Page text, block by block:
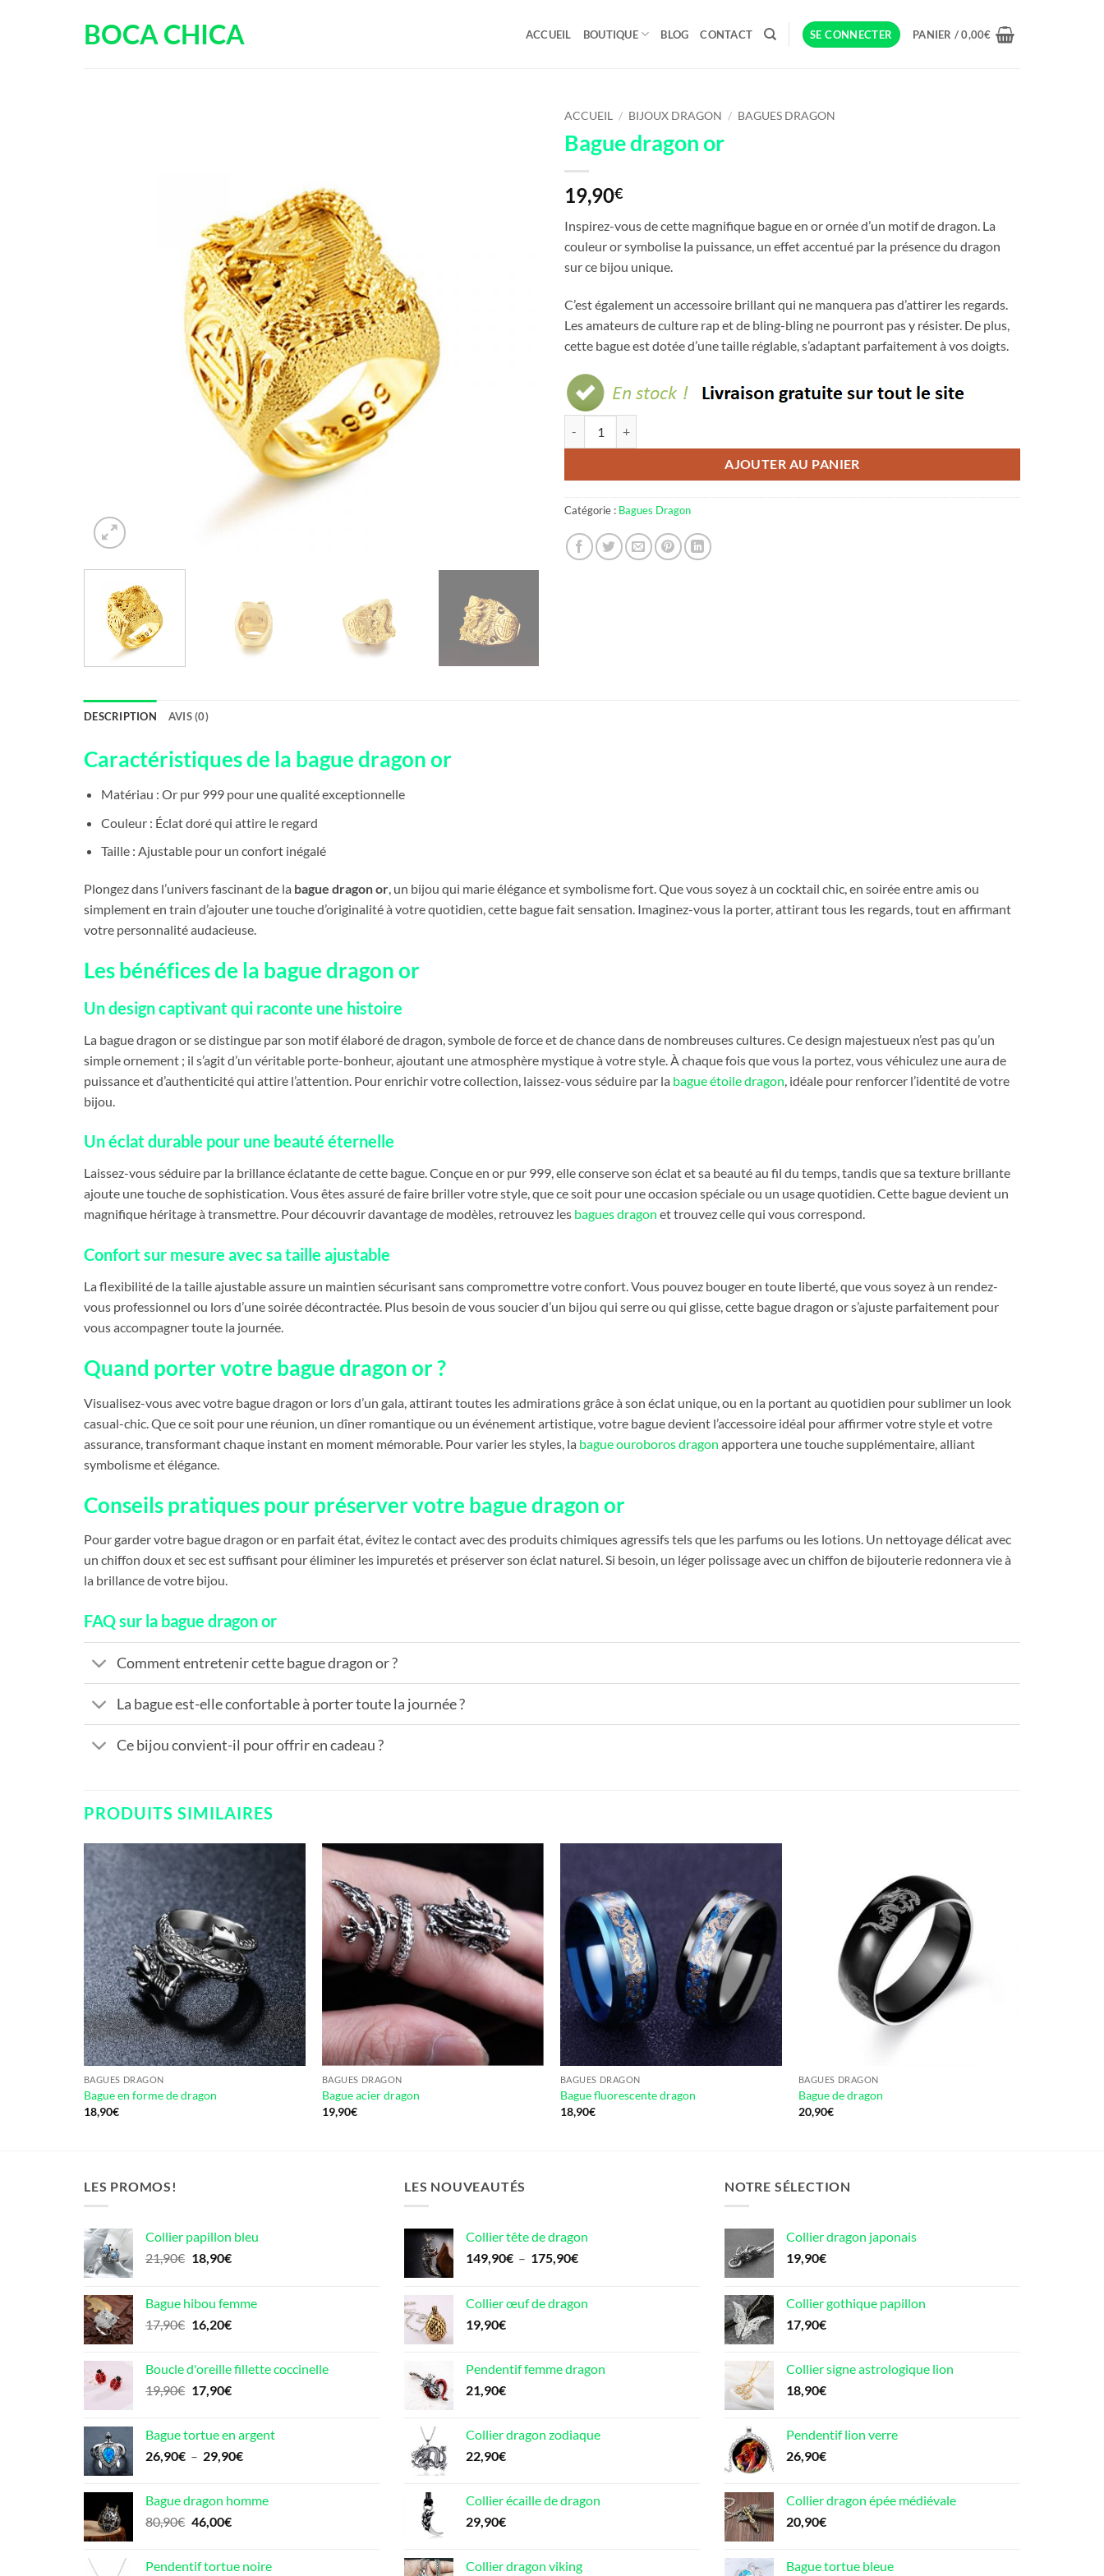
BOCA CHICA ACCUEIL BOUTIQUE BLOG CONTACT SE CONNECTER PANIER /0,00€
ACCUEIL / BIJOUX DRAGON / BAGUES DRAGON
Bague dragon or
19,90€
Inspirez-vous de cette magnifique bague en or ornée d’un motif de dragon. La
couleur or symbolise la puissance, un effet accentué par la présence du dragon
sur ce bijou unique.
C’est également un accessoire brillant qui ne manquera pas d’attirer les regards.
Les amateurs de culture rap et de bling-bling ne pourront pas y résister. De plus,
cette bague est dotée d’une taille réglable, s’adaptant parfaitement à vos doigts.
AJOUTER AU PANIER
Catégorie : Bagues Dragon
DESCRIPTION AVIS (0)
Caractéristiques de la bague dragon or
Matériau : Or pur 999 pour une qualité exceptionnelle
Couleur : Éclat doré qui attire le regard
Taille : Ajustable pour un confort inégalé
Plongez dans l’univers fascinant de la bague dragon or, un bijou qui marie élégance et symbolisme fort. Que vous soyez à un cocktail chic, en soirée entre amis ou
simplement en train d’ajouter une touche d’originalité à votre quotidien, cette bague fait sensation. Imaginez-vous la porter, attirant tous les regards, tout en affirmant
votre personnalité audacieuse.
Les bénéfices de la bague dragon or
Un design captivant qui raconte une histoire
La bague dragon or se distingue par son motif élaboré de dragon, symbole de force et de chance dans de nombreuses cultures. Ce design majestueux n’est pas qu’un
simple ornement ; il s’agit d’un véritable porte-bonheur, ajoutant une atmosphère mystique à votre style. À chaque fois que vous la portez, vous véhiculez une aura de
puissance et d’authenticité qui attire l’attention. Pour enrichir votre collection, laissez-vous séduire par la bague étoile dragon , idéale pour renforcer l’identité de votre
bijou.
Un éclat durable pour une beauté éternelle
Laissez-vous séduire par la brillance éclatante de cette bague. Conçue en or pur 999, elle conserve son éclat et sa beauté au fil du temps, tandis que sa texture brillante
ajoute une touche de sophistication. Vous êtes assuré de faire briller votre style, que ce soit pour une occasion spéciale ou un usage quotidien. Cette bague devient un
magnifique héritage à transmettre. Pour découvrir davantage de modèles, retrouvez les bagues dragon et trouvez celle qui vous correspond.
Confort sur mesure avec sa taille ajustable
La flexibilité de la taille ajustable assure un maintien sécurisant sans compromettre votre confort. Vous pouvez bouger en toute liberté, que vous soyez à un rendez-
vous professionnel ou lors d’une soirée décontractée. Plus besoin de vous soucier d’un bijou qui serre ou qui glisse, cette bague dragon or s’ajuste parfaitement pour
vous accompagner toute la journée.
Quand porter votre bague dragon or ?
Visualisez-vous avec votre bague dragon or lors d’un gala, attirant toutes les admirations grâce à son éclat unique, ou en la portant au quotidien pour sublimer un look
casual-chic. Que ce soit pour une réunion, un dîner romantique ou un événement artistique, votre bague devient l’accessoire idéal pour affirmer votre style et votre
assurance, transformant chaque instant en moment mémorable. Pour varier les styles, la bague ouroboros dragon apportera une touche supplémentaire, alliant
symbolisme et élégance.
Conseils pratiques pour préserver votre bague dragon or
Pour garder votre bague dragon or en parfait état, évitez le contact avec des produits chimiques agressifs tels que les parfums ou les lotions. Un nettoyage délicat avec
un chiffon doux et sec est suffisant pour éliminer les impuretés et préserver son éclat naturel. Si besoin, un léger polissage avec un chiffon de bijouterie redonnera vie à
la brillance de votre bijou.
FAQ sur la bague dragon or
Comment entretenir cette bague dragon or ?
La bague est-elle confortable à porter toute la journée ?
Ce bijou convient-il pour offrir en cadeau ?
PRODUITS SIMILAIRES
BAGUES DRAGON
Bague en forme de dragon
18,90€
BAGUES DRAGON
Bague acier dragon
19,90€
BAGUES DRAGON
Bague fluorescente dragon
18,90€
BAGUES DRAGON
Bague de dragon
20,90€
LES PROMOS!
Collier papillon bleu
21,90€ Le
était :
21,90€.
18,90€Le
est :
18,90€.
Bague hibou femme
17,90€ Le
était :
17,90€.
16,20€Le
est :
16,20€.
Boucle d'oreille fillette coccinelle
19,90€ Le
était :
19,90€.
17,90€Le
est :
17,90€.
Bague tortue en argent
26,90€ – 29,90€Plage
26,90€
Bague dragon homme
80,90€ Le
était :
46,00€Le
est :
Pendentif tortue noire
LES NOUVEAUTÉS
Collier tête de dragon
149,90€ – 175,90€Plage
149,90€
Collier œuf de dragon
19,90€
Pendentif femme dragon
21,90€
Collier dragon zodiaque
22,90€
Collier écaille de dragon
29,90€
Collier dragon viking
NOTRE SÉLECTION
Collier dragon japonais
19,90€
Collier gothique papillon
17,90€
Collier signe astrologique lion
18,90€
Pendentif lion verre
26,90€
Collier dragon épée médiévale
20,90€
Bague tortue bleue